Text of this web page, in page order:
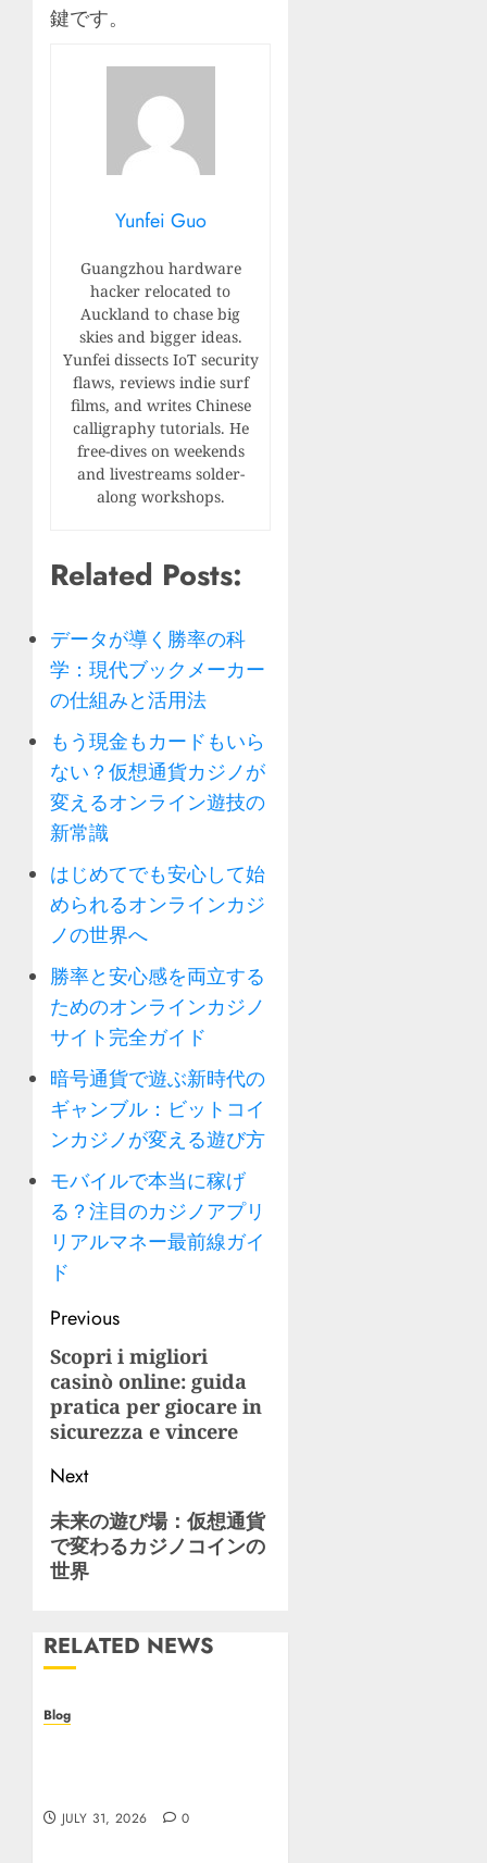
鍵です。
Yunfei Guo
Guangzhou hardware
hacker relocated to
Auckland to chase big
skies and bigger ideas.
Yunfei dissects IoT security
flaws, reviews indie surf
films, and writes Chinese
calligraphy tutorials. He
free-dives on weekends
and livestreams solder-
along workshops.
Related Posts:
データが導く勝率の科
学：現代ブックメーカー
の仕組みと活用法
もう現金もカードもいら
ない？仮想通貨カジノが
変えるオンライン遊技の
新常識
はじめてでも安心して始
められるオンラインカジ
ノの世界へ
勝率と安心感を両立する
ためのオンラインカジノ
サイト完全ガイド
暗号通貨で遊ぶ新時代の
ギャンブル：ビットコイ
ンカジノが変える遊び方
モバイルで本当に稼げ
る？注目のカジノアプリ
リアルマネー最前線ガイ
ド
Post
navigation
Previous
Previous
post:
Scopri i migliori
casinò online: guida
pratica per giocare in
sicurezza e vincere
Next
Next
post:
未来の遊び場：仮想通貨
で変わるカジノコインの
世界
RELATED NEWS
Blog
JULY 31, 2026 0